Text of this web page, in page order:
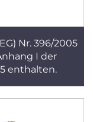
Nr. 396/2005
I der
enthalten.